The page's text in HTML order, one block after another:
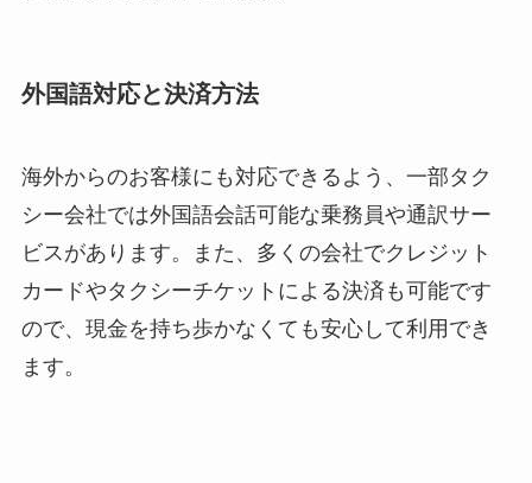
外国語対応と決済方法
海外からのお客様にも対応できるよう、一部タク
シー会社では外国語会話可能な乗務員や通訳サー
ビスがあります。また、多くの会社でクレジット
カードやタクシーチケットによる決済も可能です
ので、現金を持ち歩かなくても安心して利用でき
ます。